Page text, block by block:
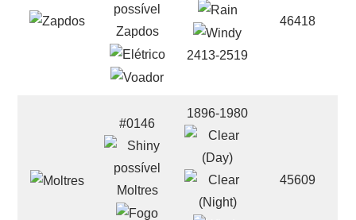
Zapdos
2413-2519
46418
#0146
Moltres
1896-1980
45609